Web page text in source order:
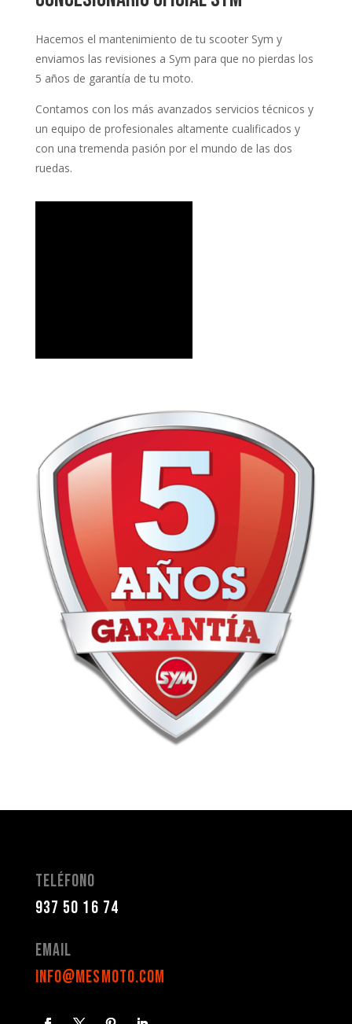
Hacemos el mantenimiento de tu scooter Sym y
enviamos las revisiones a Sym para que no pierdas los
5 años de garantía de tu moto.
Contamos con los más avanzados servicios técnicos y
un equipo de profesionales altamente cualificados y
con una tremenda pasión por el mundo de las dos
ruedas.
Teléfono
937 50 16 74
Email
info@mesmoto.com